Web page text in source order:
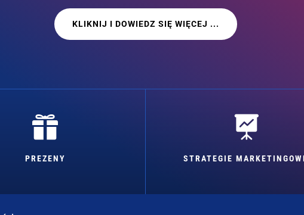
KLIKNIJ I DOWIEDZ SIĘ WIĘCEJ ...

PREZENY

STRATEGIE